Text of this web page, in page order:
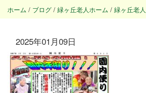
ホーム / ブログ / 緑ヶ丘老人ホーム / 緑ヶ丘老
2025年01月09日